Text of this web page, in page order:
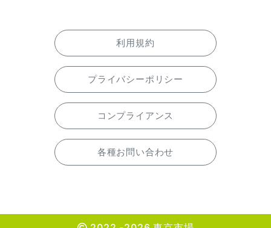
利用規約
プライバシーポリシー
コンプライアンス
各種お問い合わせ